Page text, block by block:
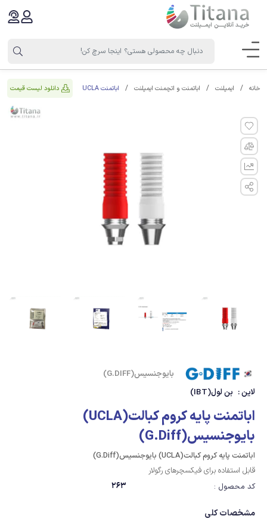
خانه ایمپلنت اباتمنت و اتچمنت ایمپلنت اباتمنت UCLA دانلود لیست قیمت
بایوجنسیس(G.DIFF)
لاین : بن لول(IBT)
اباتمنت پایه کروم کبالت(UCLA)
بایوجنسیس(G.Diff)
اباتمنت پایه کروم کبالت(UCLA) بایوجنسیس(G.Diff)
قابل استفاده برای فیکسچرهای رگولار
کد محصول :
263
مشخصات کلی